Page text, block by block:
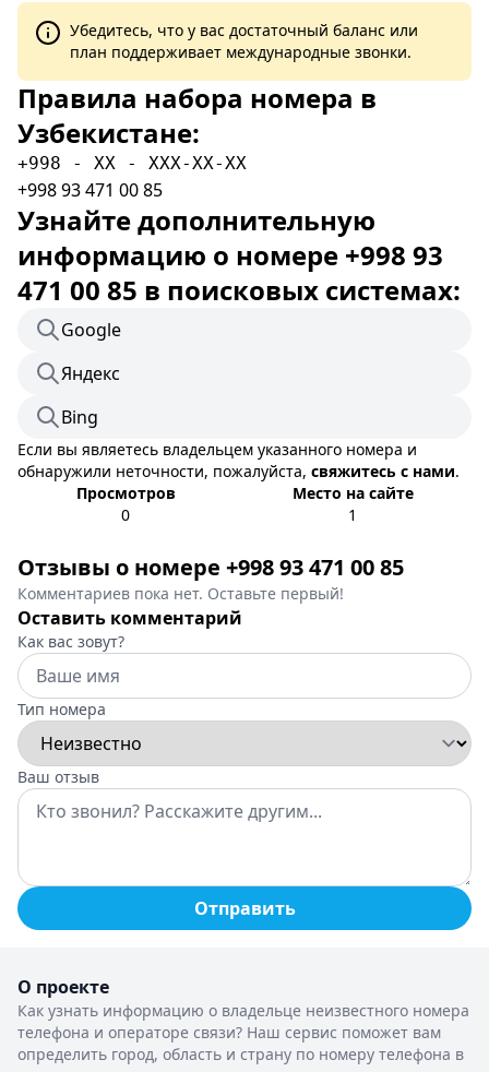
Убедитесь, что у вас достаточный баланс или
план поддерживает международные звонки.
Правила набора номера в
Узбекистане:
+998 - XX - XXX-XX-XX
+998 93 471 00 85
Узнайте дополнительную
информацию о номере +998 93
471 00 85 в поисковых системах:
Google
Яндекс
Bing
Если вы являетесь владельцем указанного номера и
обнаружили неточности, пожалуйста, свяжитесь с нами.
Просмотров
0
Место на сайте
1
Отзывы о номере +998 93 471 00 85
Комментариев пока нет. Оставьте первый!
Оставить комментарий
Как вас зовут?
Тип номера
Ваш отзыв
Отправить
О проекте
Как узнать информацию о владельце неизвестного номера
телефона и операторе связи? Наш сервис поможет вам
определить город, область и страну по номеру телефона в